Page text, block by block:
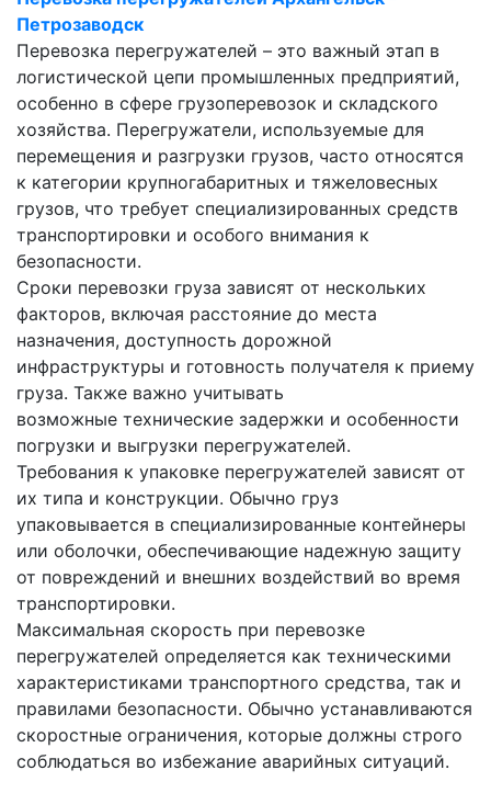
Петрозаводск
Перевозка перегружателей – это важный этап в
логистической цепи промышленных предприятий,
особенно в сфере грузоперевозок и складского
хозяйства. Перегружатели, используемые для
перемещения и разгрузки грузов, часто относятся
к категории крупногабаритных и тяжеловесных
грузов, что требует специализированных средств
транспортировки и особого внимания к
безопасности.
Сроки перевозки груза зависят от нескольких
факторов, включая расстояние до места
назначения, доступность дорожной
инфраструктуры и готовность получателя к приему
груза. Также важно учитывать
возможные технические задержки и особенности
погрузки и выгрузки перегружателей.
Требования к упаковке перегружателей зависят от
их типа и конструкции. Обычно груз
упаковывается в специализированные контейнеры
или оболочки, обеспечивающие надежную защиту
от повреждений и внешних воздействий во время
транспортировки.
Максимальная скорость при перевозке
перегружателей определяется как техническими
характеристиками транспортного средства, так и
правилами безопасности. Обычно устанавливаются
скоростные ограничения, которые должны строго
соблюдаться во избежание аварийных ситуаций.